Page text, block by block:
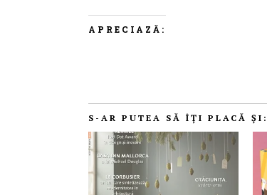
APRECIAZĂ:
S-AR PUTEA SĂ ÎȚI PLACĂ ȘI: